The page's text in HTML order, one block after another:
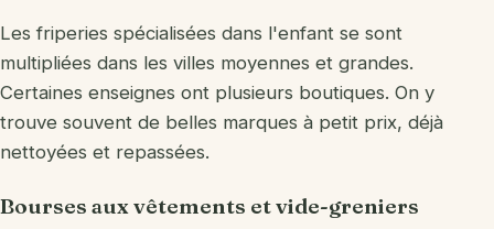
Les friperies spécialisées dans l'enfant se sont
multipliées dans les villes moyennes et grandes.
Certaines enseignes ont plusieurs boutiques. On y
trouve souvent de belles marques à petit prix, déjà
nettoyées et repassées.
Bourses aux vêtements et vide-greniers